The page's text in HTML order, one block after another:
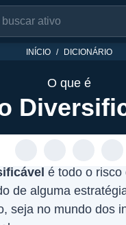
INÍCIO DICIONÁRIO
O que é
é todo o risco
de alguma
seja no mundo dos